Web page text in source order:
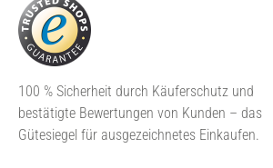
100 % Sicherheit durch Käuferschutz und
bestätigte Bewertungen von Kunden – das
Gütesiegel für ausgezeichnetes Einkaufen.